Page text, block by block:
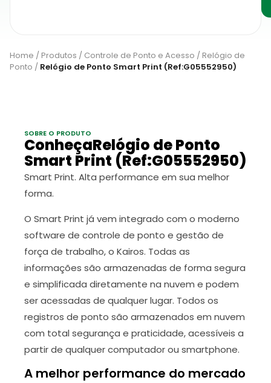
Home / Produtos / Controle de Ponto e Acesso / Relógio de
Ponto / Relógio de Ponto Smart Print (Ref:G05552950)
SOBRE O PRODUTO
ConheçaRelógio de Ponto
Smart Print (Ref:G05552950)
Smart Print. Alta performance em sua melhor
forma.
O Smart Print já vem integrado com o moderno
software de controle de ponto e gestão de
força de trabalho, o Kairos. Todas as
informações são armazenadas de forma segura
e simplificada diretamente na nuvem e podem
ser acessadas de qualquer lugar. Todos os
registros de ponto são armazenados em nuvem
com total segurança e praticidade, acessíveis a
partir de qualquer computador ou smartphone.
A melhor performance do mercado